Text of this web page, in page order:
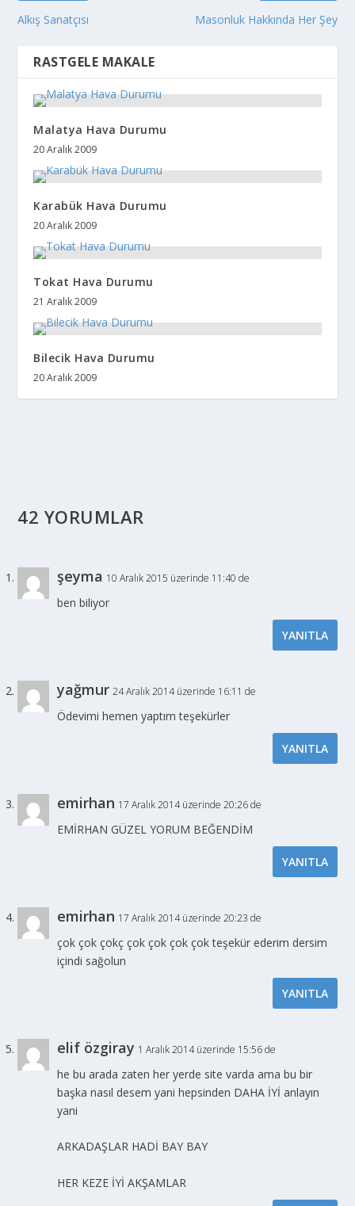
Alkış Sanatçısı Masonluk Hakkında Her Şey
RASTGELE MAKALE
Malatya Hava Durumu
20 Aralık 2009
Karabük Hava Durumu
20 Aralık 2009
Tokat Hava Durumu
21 Aralık 2009
Bilecik Hava Durumu
20 Aralık 2009
42 YORUMLAR
şeyma 10 Aralık 2015 üzerinde 11:40 de
ben biliyor
YANITLA
yağmur 24 Aralık 2014 üzerinde 16:11 de
Ödevimi hemen yaptım teşekürler
YANITLA
emirhan 17 Aralık 2014 üzerinde 20:26 de
EMİRHAN GÜZEL YORUM BEĞENDİM
YANITLA
emirhan 17 Aralık 2014 üzerinde 20:23 de
çok çok çokç çok çok çok çok teşekür ederim dersim
içindi sağolun
YANITLA
elif özgiray 1 Aralık 2014 üzerinde 15:56 de
he bu arada zaten her yerde site varda ama bu bir
başka nasıl desem yani hepsinden DAHA İYİ anlayın
yani
ARKADAŞLAR HADİ BAY BAY
HER KEZE İYİ AKŞAMLAR